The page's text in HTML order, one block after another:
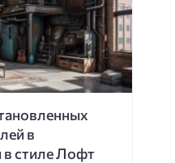
в
стиле Лофт